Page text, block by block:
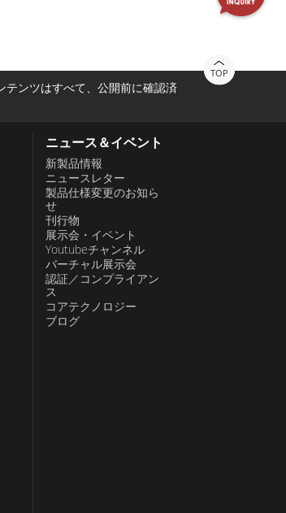
TOP
テンツはすべて、公開前に確認済
ニュース＆イベント
新製品情報
ニュースレター
製品仕様変更のお知ら
せ
刊行物
展示会・イベント
Youtubeチャンネル
バーチャル展示会
認証／コンプライアン
ス
コアテクノロジー
ブログ